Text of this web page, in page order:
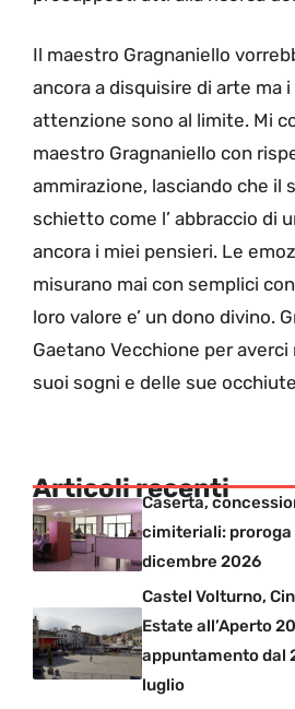
Il maestro Gragnaniello
ancora a disquisire di arte ma
attenzione sono al limite. Mi
maestro Gragnaniello con
ammirazione, lasciando che il
schietto come l’ abbraccio di
ancora i miei pensieri. Le
misurano mai con semplici
loro valore e’ un dono divino.
Gaetano Vecchione per
suoi sogni e delle sue
Articoli recenti
Caserta,
cimiteriali: proroga
dicembre 2026
Castel Volturno,
Estate all’Aperto
appuntamento dal
luglio